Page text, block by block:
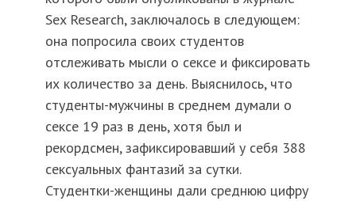
Sex Research, заключалось в следующем:
она попросила своих студентов
отслеживать мысли о сексе и фиксировать
их количество за день. Выяснилось, что
студенты-мужчины в среднем думали о
сексе 19 раз в день, хотя был и
рекордсмен, зафиксировавший у себя 388
сексуальных фантазий за сутки.
Студентки-женщины дали среднюю цифру